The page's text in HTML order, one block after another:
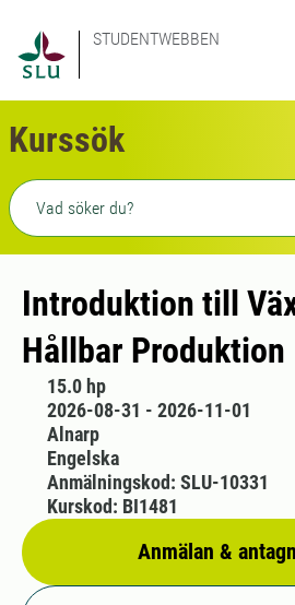
STUDENTWEBBEN
Kurssök
Fritext sökning
Introduktion till
Hållbar Produktion
15.0 hp
2026-08-31 - 2026-11-01
Alnarp
Engelska
Anmälan &
Anmälningskod: SLU-10331
Kurskod: BI1481